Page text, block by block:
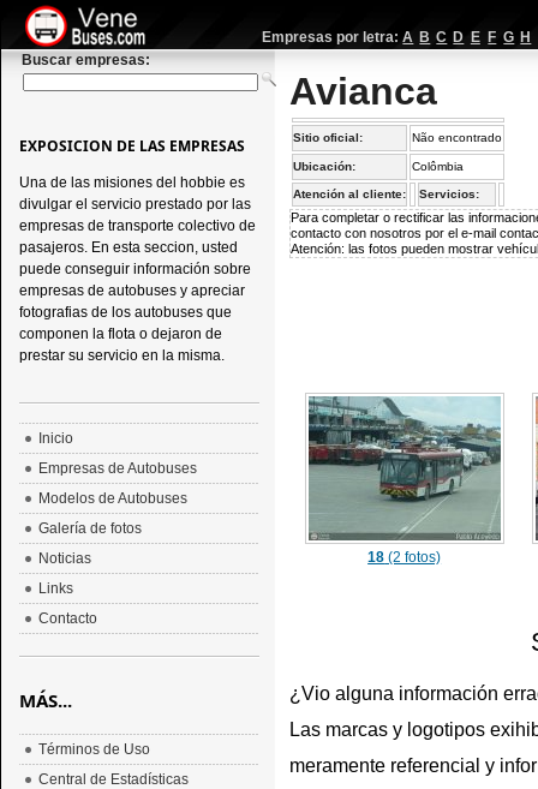
Empresas por letra: A B C D E F G H
Buscar empresas:
Avianca
Sitio oficial: Não encontrado
Ubicación: Colômbia
Atención al cliente: Servicios:
Para completar o rectificar las
contacto con nosotros por el e-mail
Atención: las fotos pueden mostrar
18 (2 fotos)
¿Vio alguna información
Las marcas y logotipos
meramente referencial y
EXPOSICION DE LAS EMPRESAS
Una de las misiones del hobbie es
divulgar el servicio prestado por las
empresas de transporte colectivo de
pasajeros. En esta seccion, usted
puede conseguir información sobre
empresas de autobuses y apreciar
fotografias de los autobuses que
componen la flota o dejaron de
prestar su servicio en la misma.
Inicio
Empresas de Autobuses
Modelos de Autobuses
Galería de fotos
Noticias
Links
Contacto
MÁS...
Términos de Uso
Central de Estadísticas